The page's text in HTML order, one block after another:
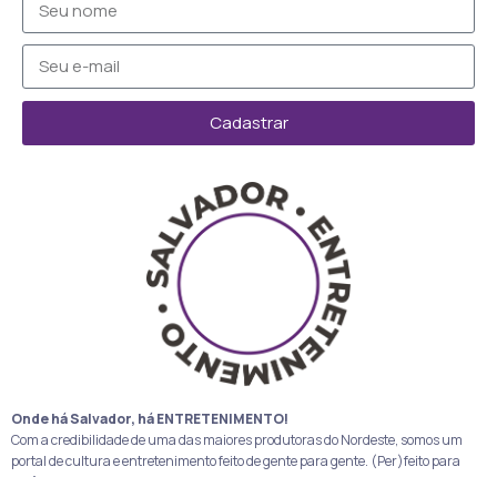
Cadastrar
Onde há Salvador, há ENTRETENIMENTO!
Com a credibilidade de uma das maiores produtoras do Nordeste, somos um
portal de cultura e entretenimento feito de gente para gente. (Per)feito para